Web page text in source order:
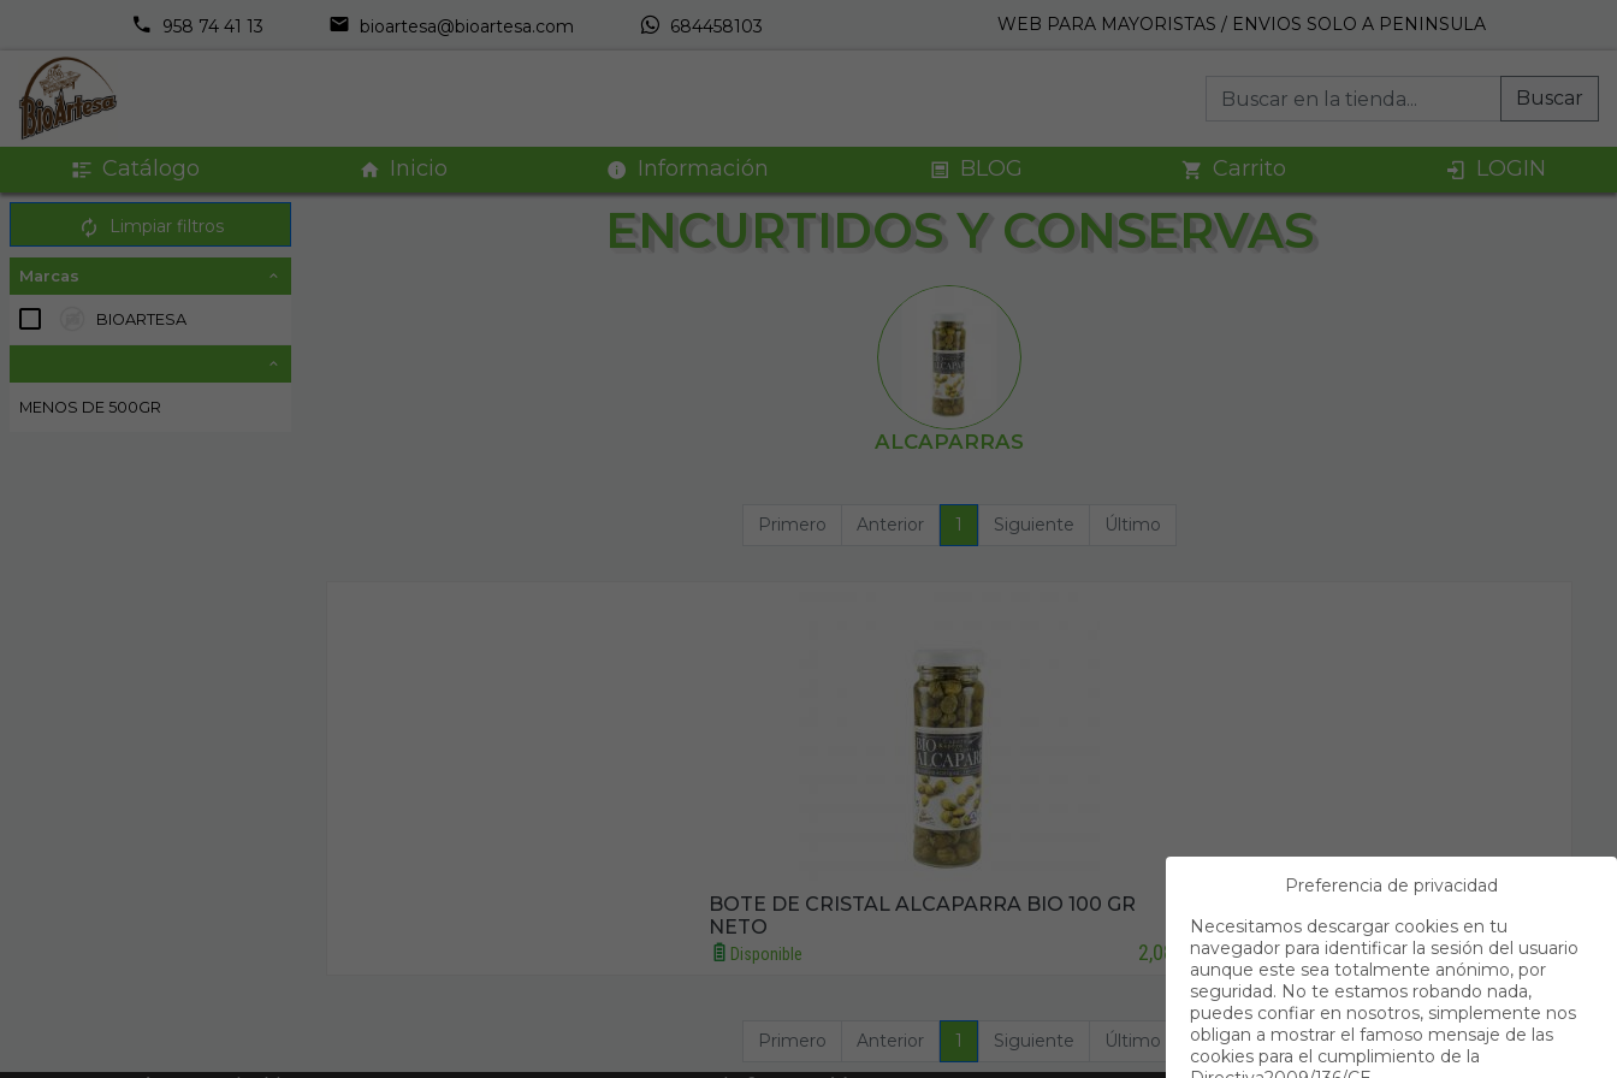
958 74 41 13 bioartesa@bioartesa.com 684458103 WEB PARA MAYORISTAS / ENVIOS SOLO A PENINSULA
Buscar
Catálogo Inicio Información BLOG Carrito LOGIN
Limpiar filtros
Marcas
BIOARTESA
MENOS DE 500GR
ENCURTIDOS Y CONSERVAS
ALCAPARRAS
Primero Anterior 1 Siguiente Último
BOTE DE CRISTAL ALCAPARRA BIO 100 GR
NETO
Disponible 2,08 €
Primero Anterior 1 Siguiente Último
Preferencia de privacidad
Necesitamos descargar cookies en tu
navegador para identificar la sesión del usuario
aunque este sea totalmente anónimo, por
seguridad. No te estamos robando nada,
puedes confiar en nosotros, simplemente nos
obligan a mostrar el famoso mensaje de las
cookies para el cumplimiento de la